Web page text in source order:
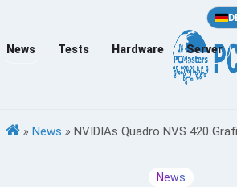
News Tests Hardware Server
» News » NVIDIAs Quadro NVS 420
News